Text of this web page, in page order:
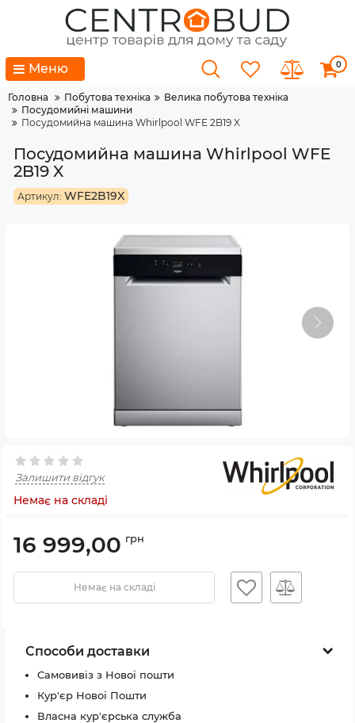
Меню 0
Головна Побутова техніка
Велика побутова техніка
Посудомийні машини
Посудомийна машина Whirlpool WFE 2B19 X
Посудомийна машина Whirlpool WFE
2B19 X
Артикул: WFE2B19X
Залишити відгук
Немає на складі
16 999,00 грн
Немає на складі
Способи доставки
Самовивіз з Нової пошти
Кур'єр Нової Пошти
Власна кур'єрська служба